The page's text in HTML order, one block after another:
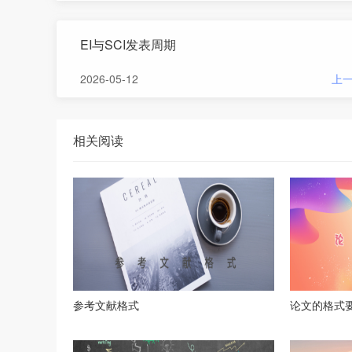
EI与SCI发表周期
2026-05-12 上
相关阅读
参考文献格式 论文的格式